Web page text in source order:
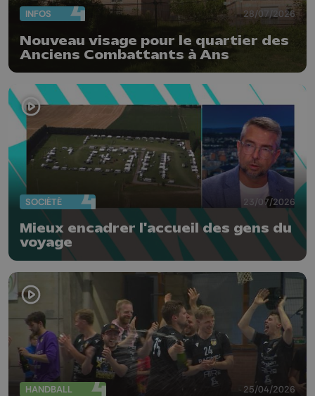
INFOS 28/07/2026
Nouveau visage pour le quartier des
Anciens Combattants à Ans
SOCIÉTÉ 23/07/2026
Mieux encadrer l'accueil des gens du
voyage
HANDBALL 25/04/2026